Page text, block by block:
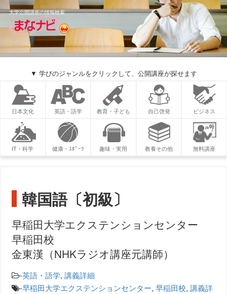
大学公開講座の情報検索
▼ 学びのジャンルをクリックして、公開講座が探せます
日本文化 英語・語学 教育・子ども 自己啓発 ビジネス
IT・科学 健康・ｽﾎﾟｰﾂ 趣味・実用 教養その他 無料講座
韓国語〔初級〕
早稲田大学エクステンションセンター
早稲田校
金東漢（NHKラジオ講座元講師）
-英語・語学,講義詳細
-早稲田大学エクステンションセンター,早稲田校,講義詳